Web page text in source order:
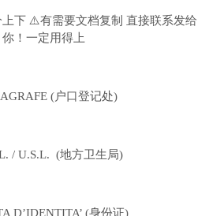
下 ⚠️有需要文档复制 直接联系发给
你！一定用得上
(户口登记处)
/ U.S.L. (地方卫生局)
D’IDENTITA’ (身份证)